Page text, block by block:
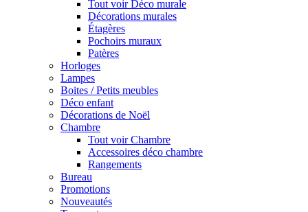
Tout voir Déco murale
Décorations murales
Étagères
Pochoirs muraux
Patères
Horloges
Lampes
Boites / Petits meubles
Déco enfant
Décorations de Noël
Chambre
Tout voir Chambre
Accessoires déco chambre
Rangements
Bureau
Promotions
Nouveautés